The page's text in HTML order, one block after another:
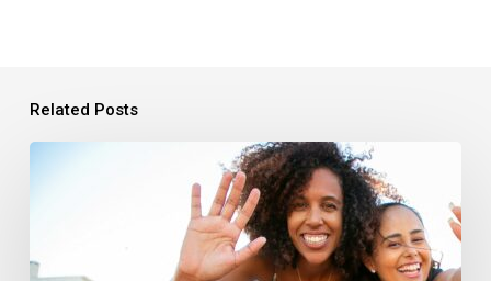
Related Posts